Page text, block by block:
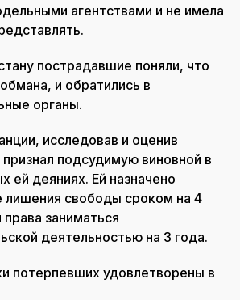
агентствами и не имела
пострадавшие поняли, что
и обратились в
органы.
исследовав и оценив
подсудимую виновной в
ей деяниях. Ей назначено
лишения свободы сроком на 4
заниматься
деятельностью на 3 года.
потерпевших удовлетворены в